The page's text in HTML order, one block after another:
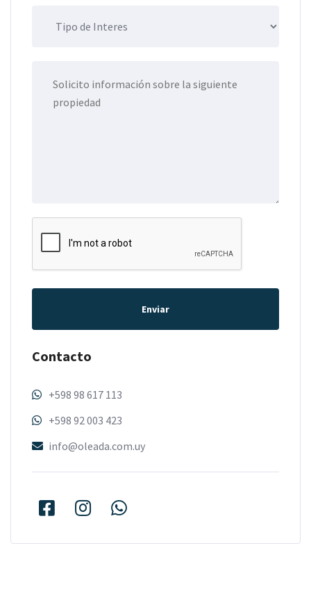
Enviar
Contacto
+598 98 617 113
+598 92 003 423
info@oleada.com.uy